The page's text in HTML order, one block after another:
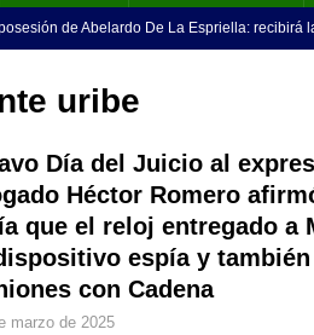
de Abelardo De La Espriella: recibirá
no asistirá a la posesión de Abelardo de la
LO ÚLTIMO
de la banda presidencial que portará
de un sastre colombiano reconocido en el
Fiscalía amplía investigación por presunto
uribe
Día del Juicio al
Héctor Romero
que el reloj entregado a
espía y
con Cadena
marzo de 2025